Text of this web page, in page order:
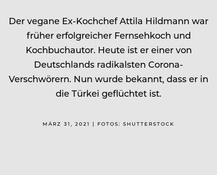
Der vegane Ex-Kochchef Attila Hildmann war
früher erfolgreicher Fernsehkoch und
Kochbuchautor. Heute ist er einer von
Deutschlands radikalsten Corona-
Verschwörern. Nun wurde bekannt, dass er in
die Türkei geflüchtet ist.
MÄRZ 31, 2021 | FOTOS: SHUTTERSTOCK